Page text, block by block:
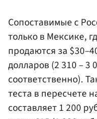
Сопоставимые с
только в Мексике,
продаются за
долларов (2 310 – 3
соответственно).
теста в пересчете
составляет 1 200